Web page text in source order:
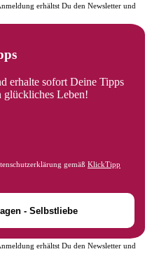
erhältst Du den Newsletter und
erhalte sofort Deine Tipps
glückliches Leben!
gemäß KlickTipp
erhältst Du den Newsletter und